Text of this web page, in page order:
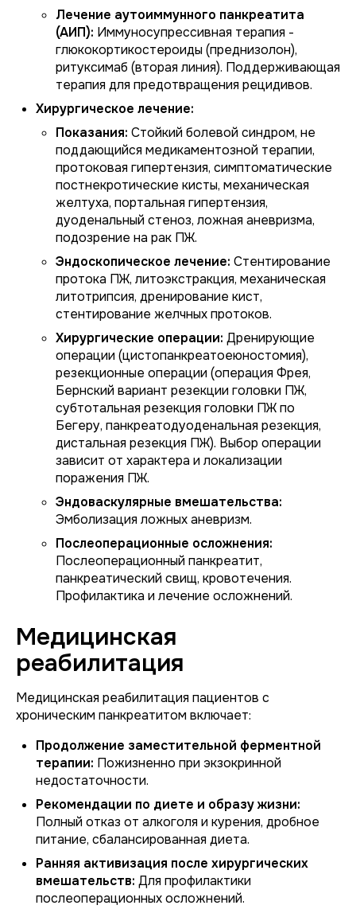
Лечение аутоиммунного панкреатита
(АИП): Иммуносупрессивная терапия -
глюкокортикостероиды (преднизолон),
ритуксимаб (вторая линия). Поддерживающая
терапия для предотвращения рецидивов.
Хирургическое лечение:
Показания: Стойкий болевой синдром, не
поддающийся медикаментозной терапии,
протоковая гипертензия, симптоматические
постнекротические кисты, механическая
желтуха, портальная гипертензия,
дуоденальный стеноз, ложная аневризма,
подозрение на рак ПЖ.
Эндоскопическое лечение: Стентирование
протока ПЖ, литоэкстракция, механическая
литотрипсия, дренирование кист,
стентирование желчных протоков.
Хирургические операции: Дренирующие
операции (цистопанкреатоеюностомия),
резекционные операции (операция Фрея,
Бернский вариант резекции головки ПЖ,
субтотальная резекция головки ПЖ по
Бегеру, панкреатодуоденальная резекция,
дистальная резекция ПЖ). Выбор операции
зависит от характера и локализации
поражения ПЖ.
Эндоваскулярные вмешательства:
Эмболизация ложных аневризм.
Послеоперационные осложнения:
Послеоперационный панкреатит,
панкреатический свищ, кровотечения.
Профилактика и лечение осложнений.
Медицинская
реабилитация
Медицинская реабилитация пациентов с
хроническим панкреатитом включает:
Продолжение заместительной ферментной
терапии: Пожизненно при экзокринной
недостаточности.
Рекомендации по диете и образу жизни:
Полный отказ от алкоголя и курения, дробное
питание, сбалансированная диета.
Ранняя активизация после хирургических
вмешательств: Для профилактики
послеоперационных осложнений.